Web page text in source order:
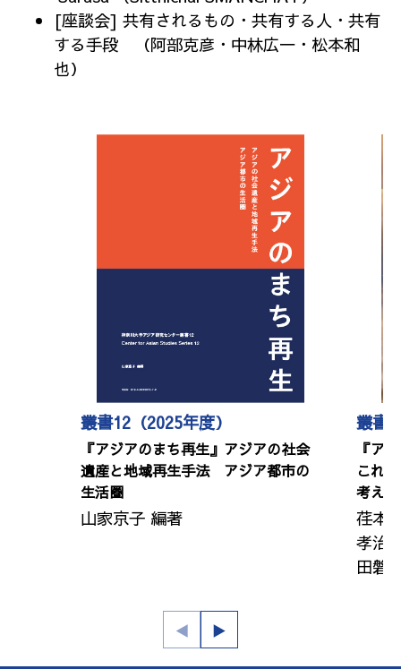
[座談会] 共有されるもの・共有する人・共有
する手段 （阿部克彦・中林広一・松本和
也）
叢書12（2025年度）
『アジアのまち再生』アジアの社会
遺産と地域再生手法 アジア都市の
生活圏
山家京子 編著
叢書
『ア
これ
考え
荏本
孝治
田磐